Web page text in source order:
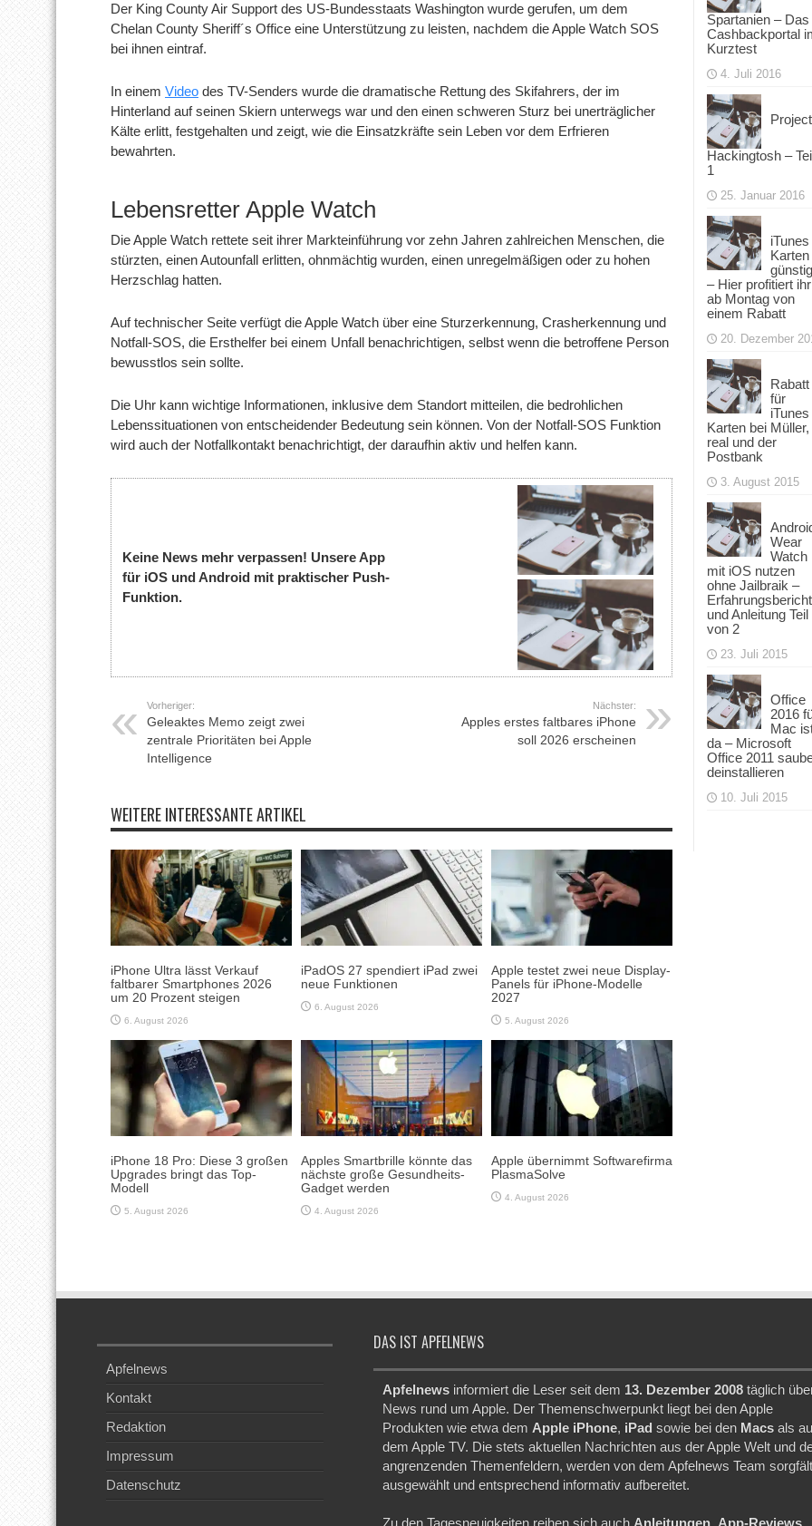
Der King County Air Support des US-Bundesstaats Washington wurde gerufen, um dem
Chelan County Sheriff´s Office eine Unterstützung zu leisten, nachdem die Apple Watch SOS
bei ihnen eintraf.
In einem Video des TV-Senders wurde die dramatische Rettung des Skifahrers, der im
Hinterland auf seinen Skiern unterwegs war und den einen schweren Sturz bei unerträglicher
Kälte erlitt, festgehalten und zeigt, wie die Einsatzkräfte sein Leben vor dem Erfrieren
bewahrten.
Lebensretter Apple Watch
Die Apple Watch rettete seit ihrer Markteinführung vor zehn Jahren zahlreichen Menschen, die
stürzten, einen Autounfall erlitten, ohnmächtig wurden, einen unregelmäßigen oder zu hohen
Herzschlag hatten.
Auf technischer Seite verfügt die Apple Watch über eine Sturzerkennung, Crasherkennung und
Notfall-SOS, die Ersthelfer bei einem Unfall benachrichtigen, selbst wenn die betroffene Person
bewusstlos sein sollte.
Die Uhr kann wichtige Informationen, inklusive dem Standort mitteilen, die bedrohlichen
Lebenssituationen von entscheidender Bedeutung sein können. Von der Notfall-SOS Funktion
wird auch der Notfallkontakt benachrichtigt, der daraufhin aktiv und helfen kann.
Keine News mehr verpassen! Unsere App
für iOS und Android mit praktischer Push-
Funktion.
Vorheriger:
Geleaktes Memo zeigt zwei
zentrale Prioritäten bei Apple
Intelligence
Nächster:
Apples erstes faltbares iPhone
soll 2026 erscheinen
WEITERE INTERESSANTE ARTIKEL
iPhone Ultra lässt Verkauf
faltbarer Smartphones 2026
um 20 Prozent steigen
6. August 2026
iPadOS 27 spendiert iPad zwei
neue Funktionen
6. August 2026
Apple testet zwei neue Display-
Panels für iPhone-Modelle
2027
5. August 2026
iPhone 18 Pro: Diese 3 großen
Upgrades bringt das Top-
Modell
5. August 2026
Apples Smartbrille könnte das
nächste große Gesundheits-
Gadget werden
4. August 2026
Apple übernimmt Softwarefirma
PlasmaSolve
4. August 2026
Spartanien – Das
Cashbackportal
Kurztest
4. Juli 2016
Project
Hackingtosh –
1
25. Januar 2016
iTunes
Karten
– Hier profitiert ihr
ab Montag von
einem Rabatt
20. Dezember
Rabatt
für
iTunes
Karten bei Müller,
real und der
Postbank
3. August 2015
Wear
Watch
mit iOS nutzen
ohne Jailbraik –
Erfahrungsbericht
und Anleitung Teil
von 2
23. Juli 2015
Office
2016
Mac
da – Microsoft
Office 2011
deinstallieren
10. Juli 2015
Apfelnews
Kontakt
Redaktion
Impressum
Datenschutz
DAS IST APFELNEWS
Apfelnews informiert die Leser seit dem 13. Dezember 2008 täglich
News rund um Apple. Der Themenschwerpunkt liegt bei den Apple
Produkten wie etwa dem Apple iPhone, iPad sowie bei den Macs als
dem Apple TV. Die stets aktuellen Nachrichten aus der Apple Welt und
angrenzenden Themenfeldern, werden von dem Apfelnews Team
ausgewählt und entsprechend informativ aufbereitet.
Zu den Tagesneuigkeiten reihen sich auch Anleitungen App-Reviews